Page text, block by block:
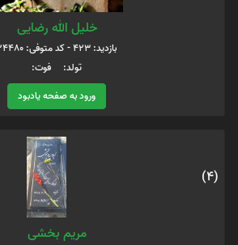
خلیل الله رضایی
بازدید: 423 - کد متوفی: 24480
تولد: فوت:
ورود به صفحه یادبود
(4)
مریم بخشی